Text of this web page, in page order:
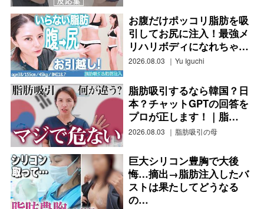
お腹だけポッコリ脂肪を吸
引してお尻に注入！最強メ
リハリボディになれちゃ…
2026.08.03 Yu Iguchi
脂肪吸引するなら韓国？日
本？チャットGPTの回答を
プロが正します！｜脂…
2026.08.03 脂肪吸引の母
巨大シリコン豊胸で大後
悔…摘出→脂肪注入したバ
ストは果たしてどうなる
の…